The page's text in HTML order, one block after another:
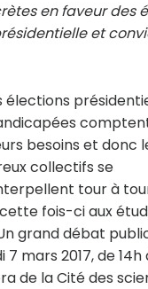
en faveur des
et
élections
besoins et donc
collectifs se
tour à
fois-ci aux
grand débat
mars 2017, de 14h
de la Cité des